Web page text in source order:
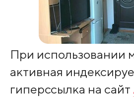
При использовании
активная
гиперссылка на сайт